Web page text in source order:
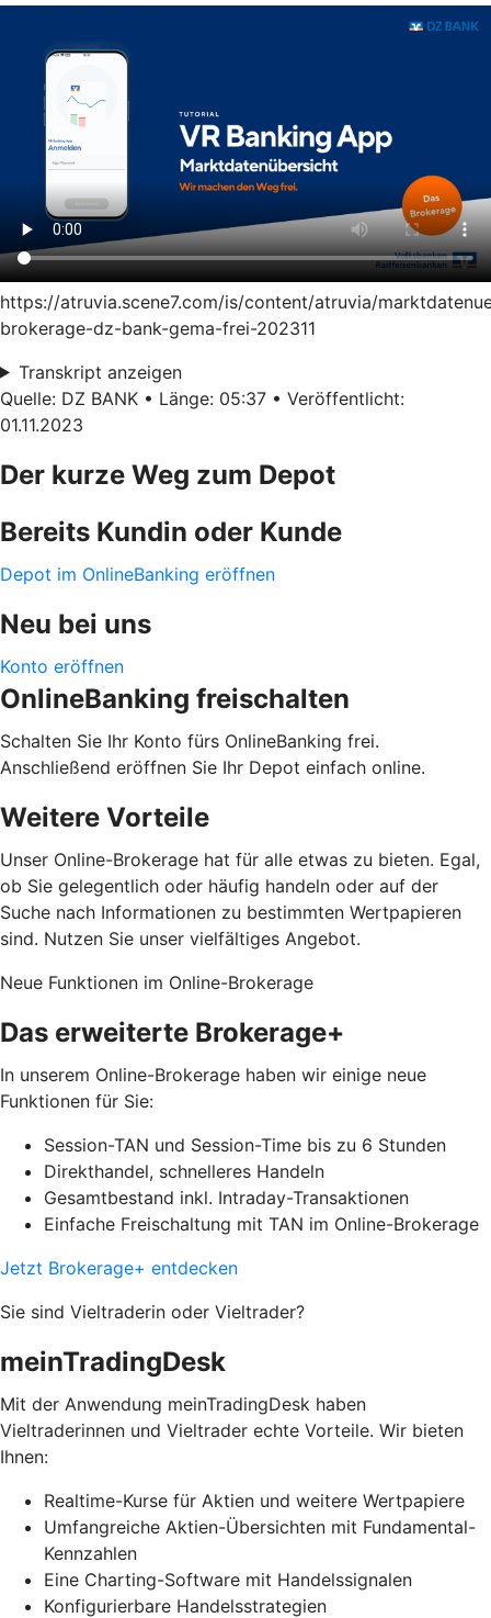
https://atruvia.scene7.com/is/content/atruvia/
brokerage-dz-bank-gema-frei-202311
Transkript anzeigen
Quelle: DZ BANK • Länge: 05:37 • Veröffentlicht:
01.11.2023
Der kurze Weg zum Depot
Bereits Kundin oder Kunde
Depot im OnlineBanking eröffnen
Neu bei uns
Konto eröffnen
OnlineBanking freischalten
Schalten Sie Ihr Konto fürs OnlineBanking frei.
Anschließend eröffnen Sie Ihr Depot einfach online.
Weitere Vorteile
Unser Online-Brokerage hat für alle etwas zu bieten. Egal,
ob Sie gelegentlich oder häufig handeln oder auf der
Suche nach Informationen zu bestimmten Wertpapieren
sind. Nutzen Sie unser vielfältiges Angebot.
Neue Funktionen im Online-Brokerage
Das erweiterte Brokerage+
In unserem Online-Brokerage haben wir einige neue
Funktionen für Sie:
Session-TAN und Session-Time bis zu 6 Stunden
Direkthandel, schnelleres Handeln
Gesamtbestand inkl. Intraday-Transaktionen
Einfache Freischaltung mit TAN im Online-Brokerage
Jetzt Brokerage+ entdecken
Sie sind Vieltraderin oder Vieltrader?
meinTradingDesk
Mit der Anwendung meinTradingDesk haben
Vieltraderinnen und Vieltrader echte Vorteile. Wir bieten
Ihnen:
Realtime-Kurse für Aktien und weitere Wertpapiere
Umfangreiche Aktien-Übersichten mit Fundamental-
Kennzahlen
Eine Charting-Software mit Handelssignalen
Konfigurierbare Handelsstrategien